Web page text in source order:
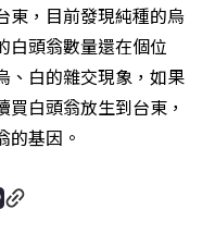
東，目前發現純種的烏
白頭翁數量還在個位
、白的雜交現象，如果
白頭翁放生到台東，
的基因。